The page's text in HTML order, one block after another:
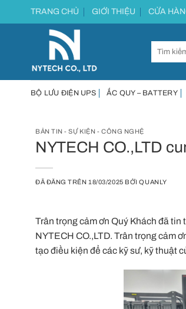
Chuyển
đến
TRANG CHỦ GIỚI THIỆU CỬA
BỘ LƯU ĐIỆN UPS ẮC QUY – BATTERY
BẢN TIN - SỰ KIỆN - CÔNG NGHỆ
NYTECH CO.,LTD
ĐÃ ĐĂNG TRÊN18/03/2025 BỞIQUANLY
Trân trọng cảm ơn Quý Khách đã
NYTECH CO.,LTD. Trân trọng cảm
tạo điều kiện để các kỹ sư, kỹ thuật